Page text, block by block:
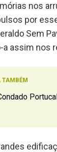
nos
por
Sem
assim nos
TAMBÉM